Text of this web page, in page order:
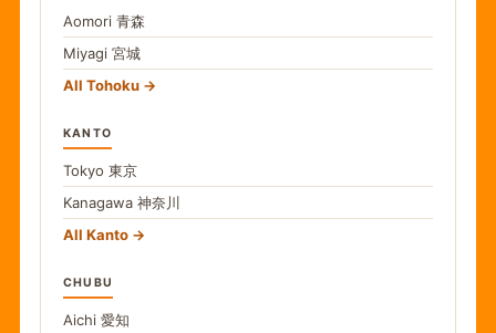
Aomori 青森
Miyagi 宮城
All Tohoku
KANTO
Tokyo 東京
Kanagawa 神奈川
All Kanto
CHUBU
Aichi 愛知